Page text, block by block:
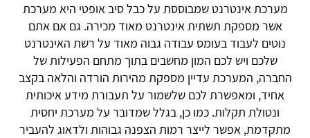
‏מערכת אינטרנט שמבוססת על כבל סיב אופטי היא ‏מערכת
אשר מספקת תשתית אינטרנט מאוד מכירה. גם אם אתם
‏נוטים לעבוד בעומס עבודה גבוה מאוד על רשת האינטרנט
שלכם ויש לכם המון מחשבים בתוך מתחם הפעילות של
החברה, המערכת עדיין מספקת מהירות הורדה והלאה בקצב
אחיד, ומאפשרת לכם שלשמור על תעבורת מידע איכותית
ונטולת תקלות. כמו כן, בגלל שמדובר על מערכת יחסית
מתקדמת, אפשר לייצר רמות הצפנה גבוהות ולדאוג ‏להעביר